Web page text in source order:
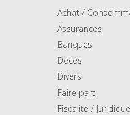
Achat /
Assurances
Banques
Décés
Divers
Faire part
Fiscalité /